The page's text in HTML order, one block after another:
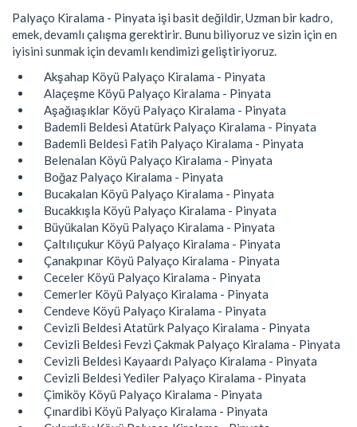
Palyaço Kiralama - Pinyata işi basit değildir, Uzman bir kadro,
emek, devamlı çalışma gerektirir. Bunu biliyoruz ve sizin için en
iyisini sunmak için devamlı kendimizi geliştiriyoruz.
Akşahap Köyü Palyaço Kiralama - Pinyata
Alaçeşme Köyü Palyaço Kiralama - Pinyata
Aşağıaşıklar Köyü Palyaço Kiralama - Pinyata
Bademli Beldesi Atatürk Palyaço Kiralama - Pinyata
Bademli Beldesi Fatih Palyaço Kiralama - Pinyata
Belenalan Köyü Palyaço Kiralama - Pinyata
Boğaz Palyaço Kiralama - Pinyata
Bucakalan Köyü Palyaço Kiralama - Pinyata
Bucakkışla Köyü Palyaço Kiralama - Pinyata
Büyükalan Köyü Palyaço Kiralama - Pinyata
Çaltılıçukur Köyü Palyaço Kiralama - Pinyata
Çanakpınar Köyü Palyaço Kiralama - Pinyata
Ceceler Köyü Palyaço Kiralama - Pinyata
Cemerler Köyü Palyaço Kiralama - Pinyata
Cendeve Köyü Palyaço Kiralama - Pinyata
Cevizli Beldesi Atatürk Palyaço Kiralama - Pinyata
Cevizli Beldesi Fevzi Çakmak Palyaço Kiralama - Pinyata
Cevizli Beldesi Kayaardı Palyaço Kiralama - Pinyata
Cevizli Beldesi Yediler Palyaço Kiralama - Pinyata
Çimiköy Köyü Palyaço Kiralama - Pinyata
Çınardibi Köyü Palyaço Kiralama - Pinyata